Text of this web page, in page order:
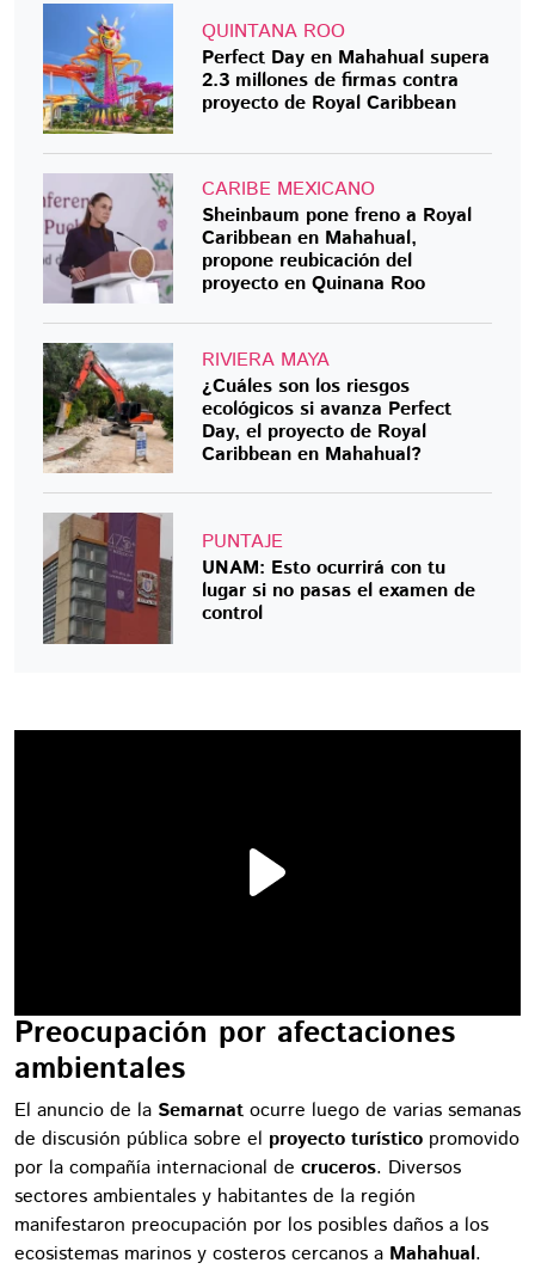
QUINTANA ROO
Perfect Day en Mahahual supera
2.3 millones de firmas contra
proyecto de Royal Caribbean
CARIBE MEXICANO
Sheinbaum pone freno a Royal
Caribbean en Mahahual,
propone reubicación del
proyecto en Quinana Roo
RIVIERA MAYA
¿Cuáles son los riesgos
ecológicos si avanza Perfect
Day, el proyecto de Royal
Caribbean en Mahahual?
PUNTAJE
UNAM: Esto ocurrirá con tu
lugar si no pasas el examen de
control
Preocupación por afectaciones
ambientales
El anuncio de la Semarnat ocurre luego de varias semanas
de discusión pública sobre el proyecto turístico promovido
por la compañía internacional de cruceros. Diversos
sectores ambientales y habitantes de la región
manifestaron preocupación por los posibles daños a los
ecosistemas marinos y costeros cercanos a Mahahual.